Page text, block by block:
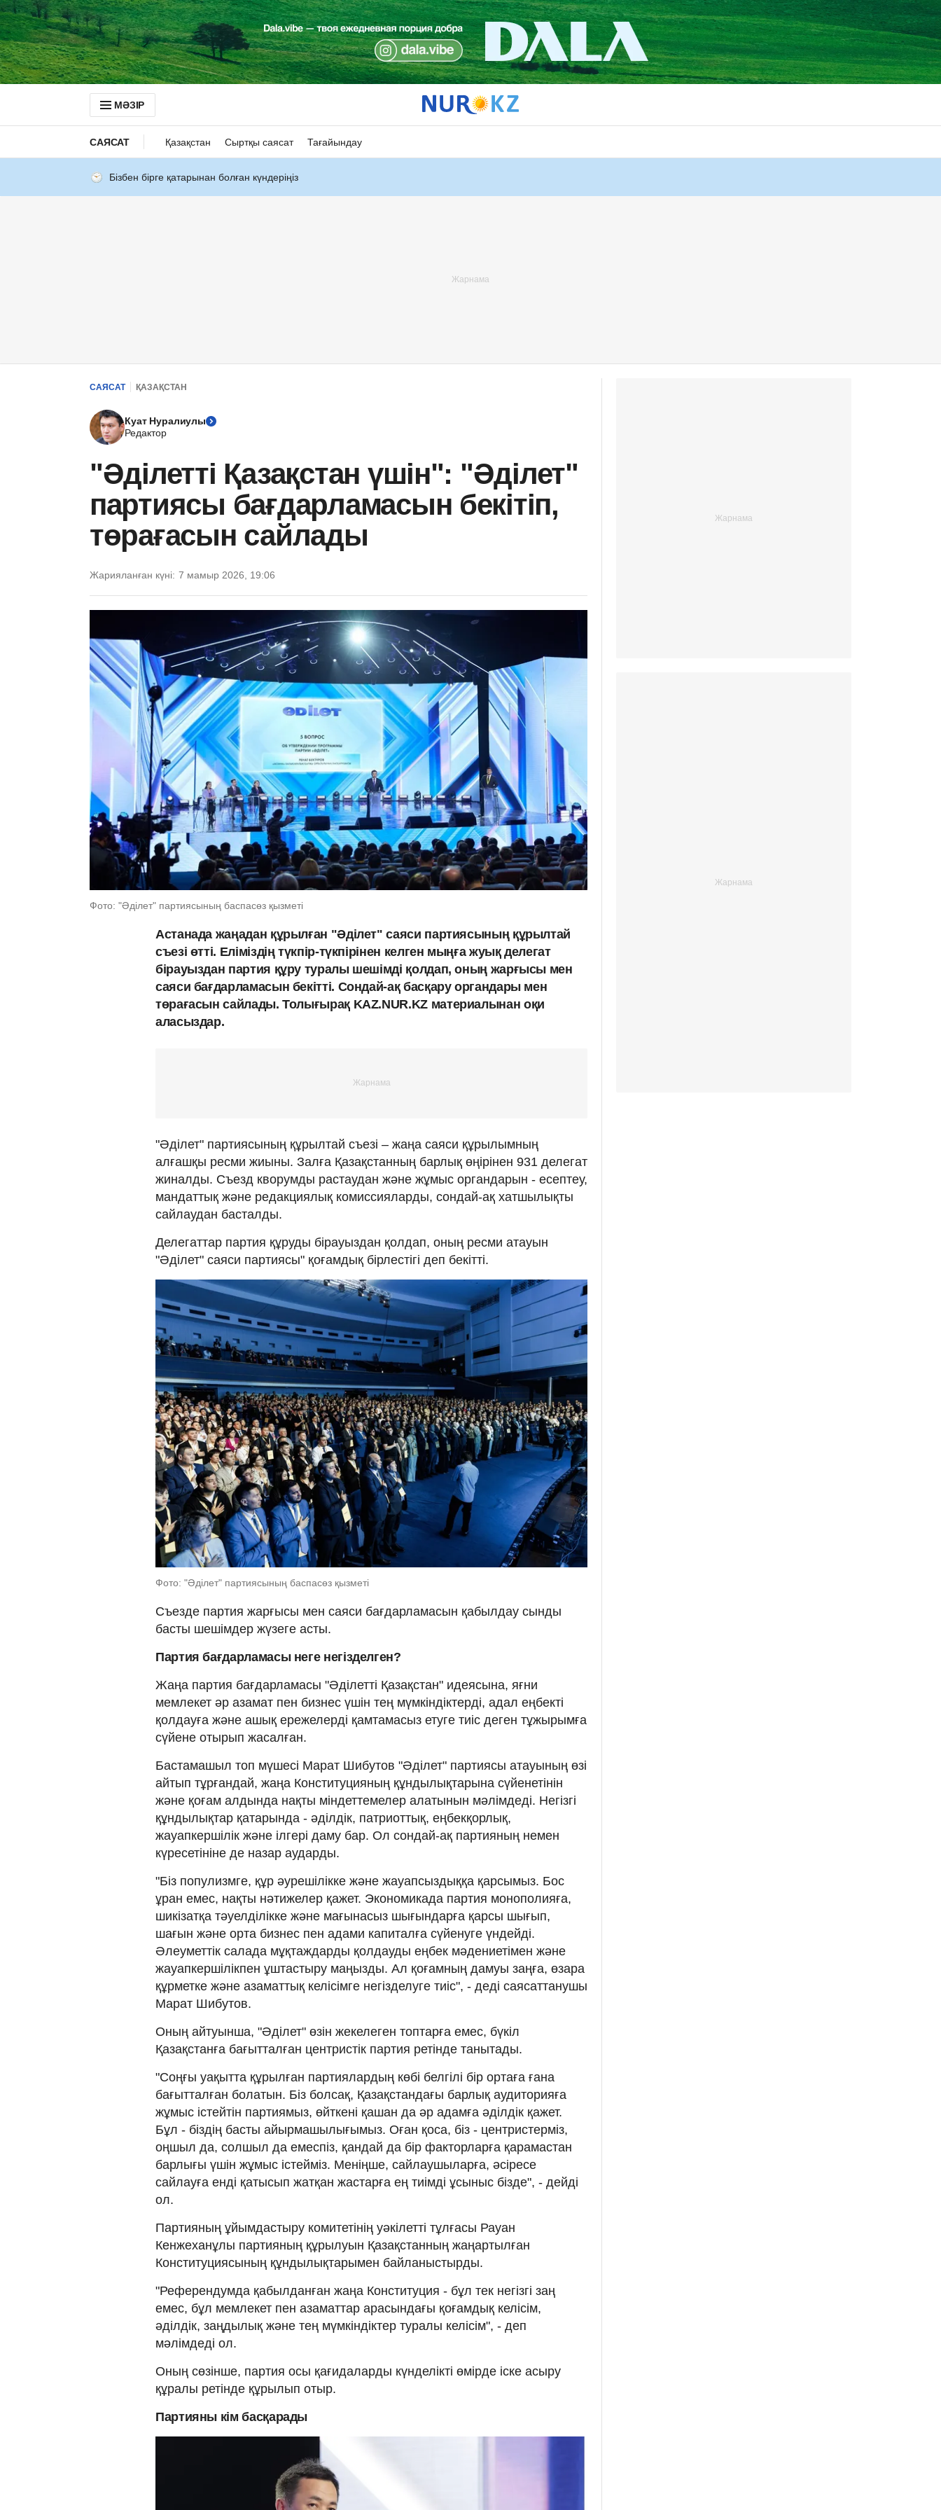
МӘЗІР
САЯСАТ Қазақстан Сыртқы саясат Тағайындау
Бізбен бірге қатарынан болған күндеріңіз
САЯСАТ ҚАЗАҚСТАН
Куат Нуралиулы
Редактор
"Әділетті Қазақстан үшін": "Әділет"
партиясы бағдарламасын бекітіп,
төрағасын сайлады
Жарияланған күні: 7 мамыр 2026, 19:06
Фото: "Әділет" партиясының баспасөз қызметі
Астанада жаңадан құрылған "Әділет" саяси партиясының құрылтай
съезі өтті. Еліміздің түкпір-түкпірінен келген мыңға жуық делегат
бірауыздан партия құру туралы шешімді қолдап, оның жарғысы мен
саяси бағдарламасын бекітті. Сондай-ақ басқару органдары мен
төрағасын сайлады. Толығырақ KAZ.NUR.KZ материалынан оқи
аласыздар.
"Әділет" партиясының құрылтай съезі – жаңа саяси құрылымның
алғашқы ресми жиыны. Залға Қазақстанның барлық өңірінен 931 делегат
жиналды. Съезд кворумды растаудан және жұмыс органдарын - есептеу,
мандаттық және редакциялық комиссияларды, сондай-ақ хатшылықты
сайлаудан басталды.
Делегаттар партия құруды бірауыздан қолдап, оның ресми атауын
"Әділет" саяси партиясы" қоғамдық бірлестігі деп бекітті.
Фото: "Әділет" партиясының баспасөз қызметі
Съезде партия жарғысы мен саяси бағдарламасын қабылдау сынды
басты шешімдер жүзеге асты.
Партия бағдарламасы неге негізделген?
Жаңа партия бағдарламасы "Әділетті Қазақстан" идеясына, яғни
мемлекет әр азамат пен бизнес үшін тең мүмкіндіктерді, адал еңбекті
қолдауға және ашық ережелерді қамтамасыз етуге тиіс деген тұжырымға
сүйене отырып жасалған.
Бастамашыл топ мүшесі Марат Шибутов "Әділет" партиясы атауының өзі
айтып тұрғандай, жаңа Конституцияның құндылықтарына сүйенетінін
және қоғам алдында нақты міндеттемелер алатынын мәлімдеді. Негізгі
құндылықтар қатарында - әділдік, патриоттық, еңбекқорлық,
жауапкершілік және ілгері даму бар. Ол сондай-ақ партияның немен
күресетініне де назар аударды.
"Біз популизмге, құр әурешілікке және жауапсыздыққа қарсымыз. Бос
ұран емес, нақты нәтижелер қажет. Экономикада партия монополияға,
шикізатқа тәуелділікке және мағынасыз шығындарға қарсы шығып,
шағын және орта бизнес пен адами капиталға сүйенуге үндейді.
Әлеуметтік салада мұқтаждарды қолдауды еңбек мәдениетімен және
жауапкершілікпен ұштастыру маңызды. Ал қоғамның дамуы заңға, өзара
құрметке және азаматтық келісімге негізделуге тиіс", - деді саясаттанушы
Марат Шибутов.
Оның айтуынша, "Әділет" өзін жекелеген топтарға емес, бүкіл
Қазақстанға бағытталған центристік партия ретінде танытады.
"Соңғы уақытта құрылған партиялардың көбі белгілі бір ортаға ғана
бағытталған болатын. Біз болсақ, Қазақстандағы барлық аудиторияға
жұмыс істейтін партиямыз, өйткені қашан да әр адамға әділдік қажет.
Бұл - біздің басты айырмашылығымыз. Оған қоса, біз - центристерміз,
оңшыл да, солшыл да емеспіз, қандай да бір факторларға қарамастан
барлығы үшін жұмыс істейміз. Меніңше, сайлаушыларға, әсіресе
сайлауға енді қатысып жатқан жастарға ең тиімді ұсыныс бізде", - дейді
ол.
Партияның ұйымдастыру комитетінің уәкілетті тұлғасы Рауан
Кенжеханұлы партияның құрылуын Қазақстанның жаңартылған
Конституциясының құндылықтарымен байланыстырды.
"Референдумда қабылданған жаңа Конституция - бұл тек негізгі заң
емес, бұл мемлекет пен азаматтар арасындағы қоғамдық келісім,
әділдік, заңдылық және тең мүмкіндіктер туралы келісім", - деп
мәлімдеді ол.
Оның сөзінше, партия осы қағидаларды күнделікті өмірде іске асыру
құралы ретінде құрылып отыр.
Партияны кім басқарады